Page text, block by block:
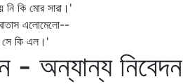
মোর সারা।'
এলোমেলো--
এল।'
- অন্যান্য নিবেদন